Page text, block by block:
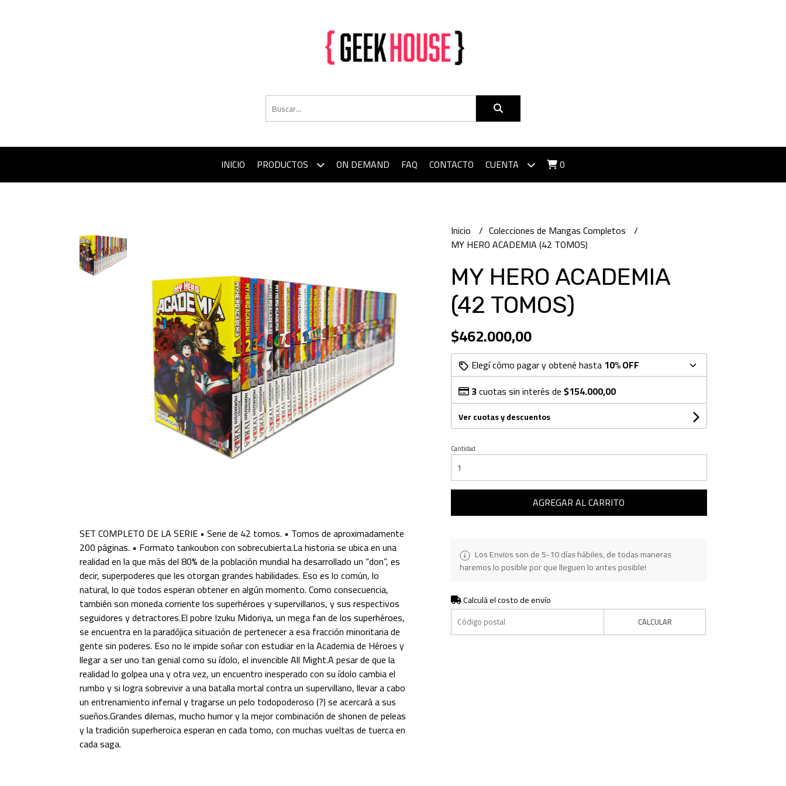
INICIO PRODUCTOS ON DEMAND FAQ CONTACTO CUENTA 0
SET COMPLETO DE LA SERIE • Serie de 42 tomos. • Tomos de aproximadamente
200 páginas. • Formato tankoubon con sobrecubierta.La historia se ubica en una
realidad en la que más del 80% de la población mundial ha desarrollado un “don”, es
decir, superpoderes que les otorgan grandes habilidades. Eso es lo común, lo
natural, lo que todos esperan obtener en algún momento. Como consecuencia,
también son moneda corriente los superhéroes y supervillanos, y sus respectivos
seguidores y detractores.El pobre Izuku Midoriya, un mega fan de los superhéroes,
se encuentra en la paradójica situación de pertenecer a esa fracción minoritaria de
gente sin poderes. Eso no le impide soñar con estudiar en la Academia de Héroes y
llegar a ser uno tan genial como su ídolo, el invencible All Might.A pesar de que la
realidad lo golpea una y otra vez, un encuentro inesperado con su ídolo cambia el
rumbo y si logra sobrevivir a una batalla mortal contra un supervillano, llevar a cabo
un entrenamiento infernal y tragarse un pelo todopoderoso (?) se acercará a sus
sueños.Grandes dilemas, mucho humor y la mejor combinación de shonen de peleas
y la tradición superheroica esperan en cada tomo, con muchas vueltas de tuerca en
cada saga.
Inicio
Colecciones de Mangas Completos
MY HERO ACADEMIA (42 TOMOS)
MY HERO ACADEMIA
(42 TOMOS)
$462.000,00
Elegí cómo pagar y obtené hasta 10% OFF
3cuotas sin interés de$154.000,00
Ver cuotas y descuentos
Cantidad
AGREGAR AL CARRITO
Los Envios son de 5-10 días hábiles, de todas maneras
haremos lo posible por que lleguen lo antes posible!
Calculá el costo de envío
CALCULAR